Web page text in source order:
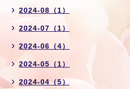
2024-08（1）
2024-07（1）
2024-06（4）
2024-05（1）
2024-04（5）